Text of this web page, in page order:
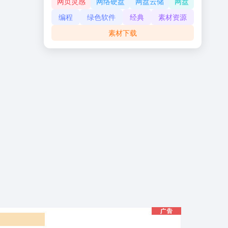
编程
绿色软件 经典
素材资源
素材下载